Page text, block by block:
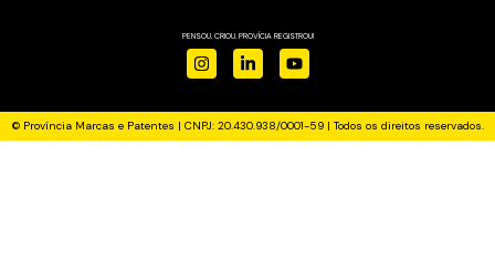
PENSOU. CRIOU. PROVÍCIA REGISTROU!
© Província Marcas e Patentes | CNPJ: 20.430.938/0001-59 | Todos os direitos reservados.